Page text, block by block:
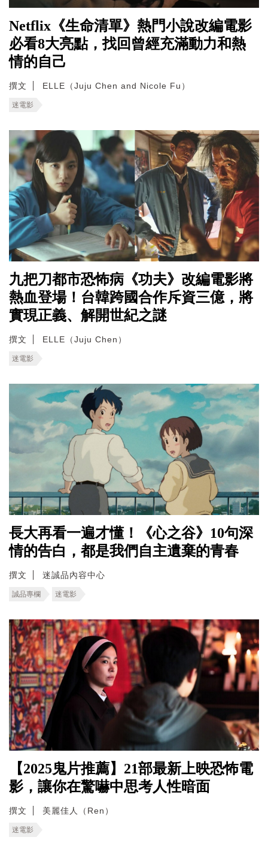
Netflix《生命清單》熱門小說改編電影
必看8大亮點，找回曾經充滿動力和熱
情的自己
撰文 ELLE（Juju Chen and Nicole Fu）
迷電影
九把刀都市恐怖病《功夫》改編電影將
熱血登場！台韓跨國合作斥資三億，將
實現正義、解開世紀之謎
撰文 ELLE（Juju Chen）
迷電影
長大再看一遍才懂！《心之谷》10句深
情的告白，都是我們自主遺棄的青春
撰文 迷誠品內容中心
誠品專欄 迷電影
【2025鬼片推薦】21部最新上映恐怖電
影，讓你在驚嚇中思考人性暗面
撰文 美麗佳人（Ren）
迷電影